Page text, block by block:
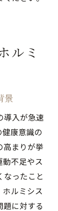
ルミ
景
導入が急速
康意識の
高まりが挙
不足やス
なったこと
ルミシス
題に対する